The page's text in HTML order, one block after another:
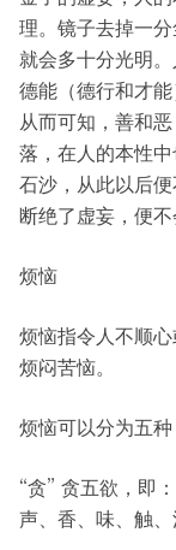
理。镜子去掉一
就会多十分光明
德能（德行和才
从而可知，善和
落，在人的本性
石沙，从此以后
断绝了虚妄，便不
烦恼
烦恼指令人不顺
烦闷苦恼。
烦恼可以分为五种
“贪” 贪五欲，即
声、香、味、触、